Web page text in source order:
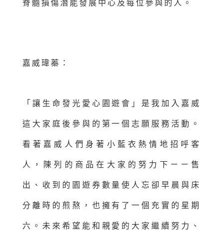
脊髓損傷潛能發展中心及每位參與的人。
嘉威瑋蓁：
「讓生命發光愛心園遊會」是我加入嘉威
這大家庭後參與的第一個志願服務活動。
看著嘉威人們身著小藍衣熱情地招呼客
人，陳列的商品在大家的努力下ㄧㄧ售
出、收到的園遊券數量使人忘卻早晨與床
分離時的煎熬，也擁有了一個充實的星期
六。未來希望能和親愛的大家繼續努力、